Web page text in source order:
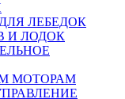
ЛЕБЕДОК
И ЛОДОК
МОТОРАМ